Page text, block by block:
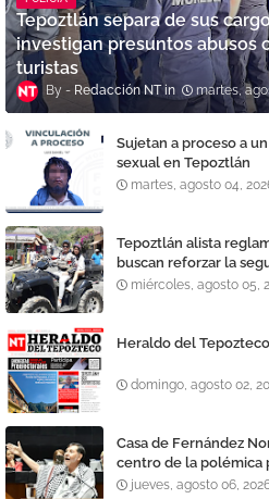
Tepoztlán separa de sus
investigan presuntos abusos
turistas
Redacción NT martes,
Sujetan a proceso a
sexual en Tepoztlán
martes, agosto 04,
Tepoztlán alista
buscan reforzar la
miércoles, agosto 05,
Heraldo del
domingo, agosto 02,
Casa de Fernández
centro de la polémica
jueves, agosto 06,